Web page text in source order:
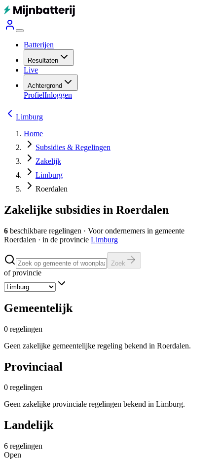
Batterijen
Resultaten
Live
Achtergrond
ProfielInloggen
Limburg
Home
Subsidies & Regelingen
Zakelijk
Limburg
Roerdalen
Zakelijke subsidies in Roerdalen
6 beschikbare regelingen · Voor ondernemers in gemeente
Roerdalen · in de provincie Limburg
Zoek
of provincie
Gemeentelijk
0 regelingen
Geen zakelijke gemeentelijke regeling bekend in Roerdalen.
Provinciaal
0 regelingen
Geen zakelijke provinciale regelingen bekend in Limburg.
Landelijk
6 regelingen
Open